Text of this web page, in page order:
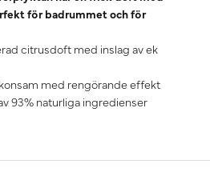
för badrummet och för
citrusdoft med inslag av ek
med rengörande effekt
93% naturliga ingredienser